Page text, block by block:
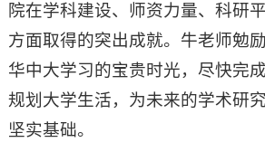
院在学科建设、师资力量、科研
方面取得的突出成就。牛老师勉
华中大学习的宝贵时光，尽快完
规划大学生活，为未来的学术研
坚实基础。